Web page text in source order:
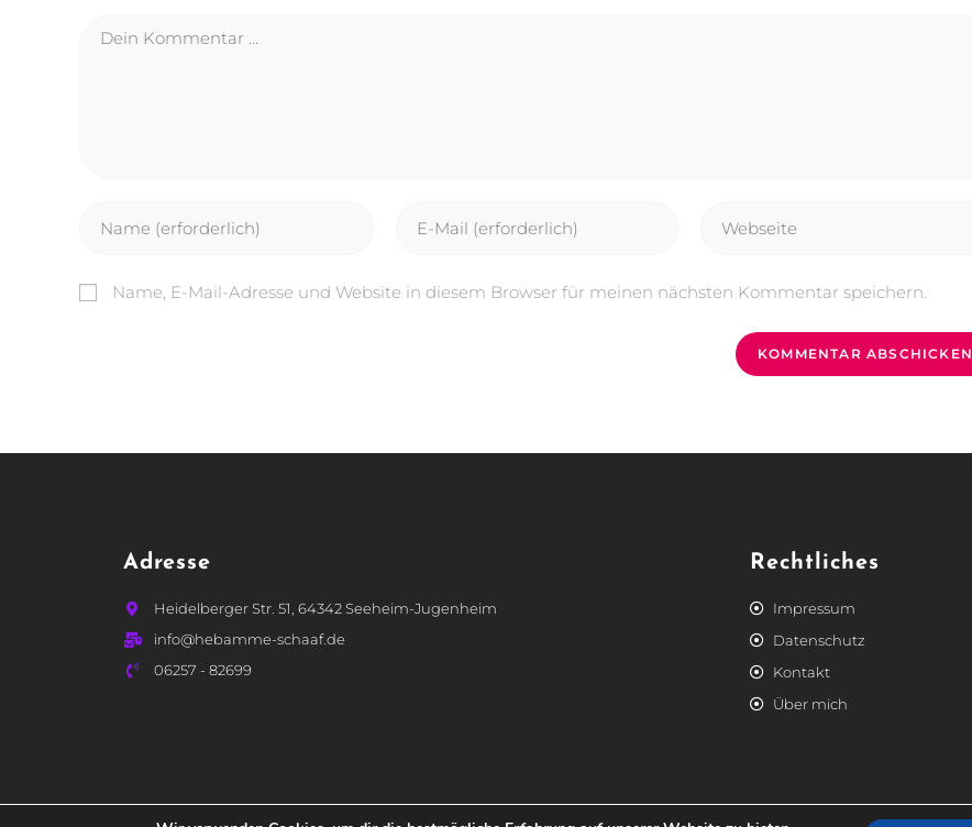
Name, E-Mail-Adresse und Website in diesem Browser für meinen nächsten Kommentar speichern.
Adresse
Heidelberger Str. 51, 64342 Seeheim-Jugenheim
info@hebamme-schaaf.de
06257 - 82699
Rechtliches
Impressum
Datenschutz
Kontakt
Über mich